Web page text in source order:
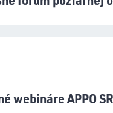
webináre APPO SR